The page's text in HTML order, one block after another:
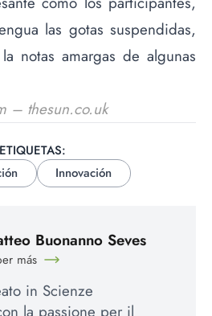
las gotas suspendidas,
notas amargas de algunas
– thesun.co.uk
ETIQUETAS:
Innovación
Buonanno Seves
más
in Scienze
la passione per il